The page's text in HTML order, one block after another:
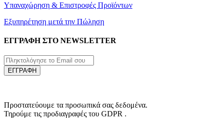
Υπαναχώρηση & Επιστροφές Προϊόντων
Εξυπηρέτηση μετά την Πώληση
ΕΓΓΡΑΦΗ ΣΤΟ NEWSLETTER
ΕΓΓΡΑΦΗ
Προστατεύουμε τα προσωπικά σας δεδομένα.
Τηρούμε τις προδιαγραφές του GDPR .